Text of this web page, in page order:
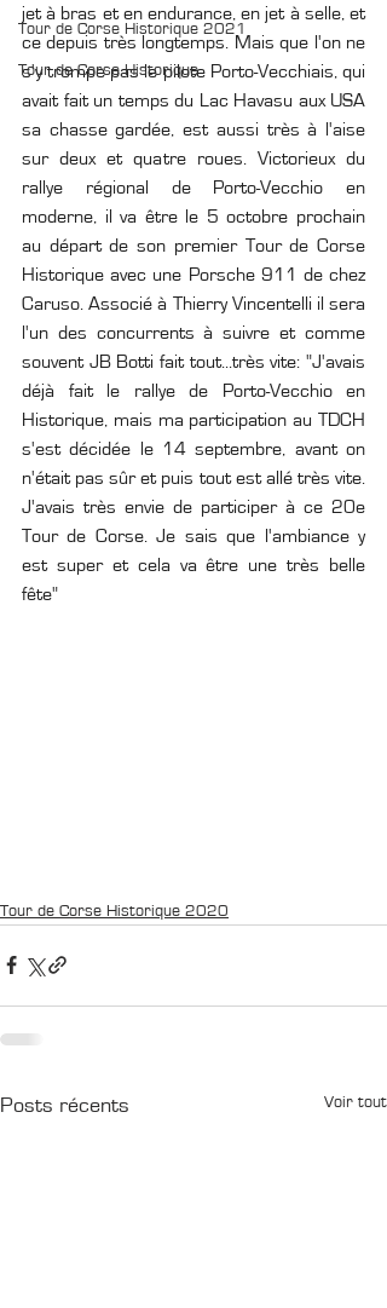
Tour de Corse Historique 2021
Tour de Corse Historique
jet à bras et en endurance, en jet à selle, et
ce depuis très longtemps. Mais que l'on ne
s'y trompe pas le pilote Porto-Vecchiais, qui
avait fait un temps du Lac Havasu aux USA
sa chasse gardée, est aussi très à l'aise
sur deux et quatre roues. Victorieux du
rallye régional de Porto-Vecchio en
moderne, il va être le 5 octobre prochain
au départ de son premier Tour de Corse
Historique avec une Porsche 911 de chez
Caruso. Associé à Thierry Vincentelli il sera
l'un des concurrents à suivre et comme
souvent JB Botti fait tout...très vite: "J'avais
déjà fait le rallye de Porto-Vecchio en
Historique, mais ma participation au TDCH
s'est décidée le 14 septembre, avant on
n'était pas sûr et puis tout est allé très vite.
J'avais très envie de participer à ce 20e
Tour de Corse. Je sais que l'ambiance y
est super et cela va être une très belle
fête"
Tour de Corse Historique 2020
Posts récents Voir tout